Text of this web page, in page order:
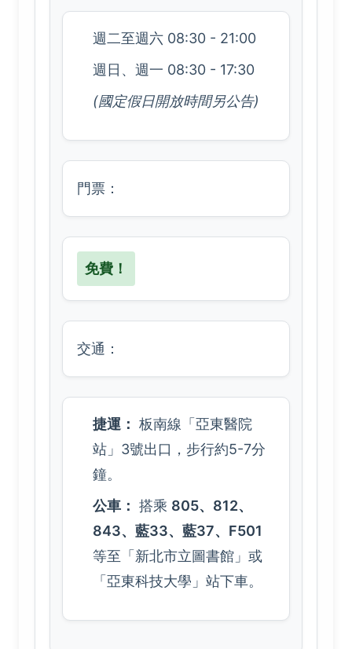
週二至週六 08:30 - 21:00
週日、週一 08:30 - 17:30
(國定假日開放時間另公告)
門票：
免費！
交通：
捷運： 板南線「亞東醫院
站」3號出口，步行約5-7分
鐘。
公車： 搭乘 805、812、
843、藍33、藍37、F501
等至「新北市立圖書館」或
「亞東科技大學」站下車。